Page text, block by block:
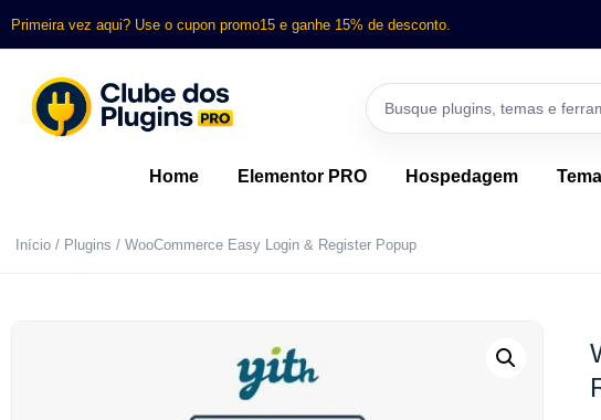
Primeira vez aqui? Use o cupon promo15 e ganhe 15% de desconto.
Home Elementor PRO Hospedagem
Início / Plugins / WooCommerce Easy Login & Register Popup